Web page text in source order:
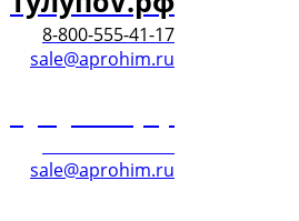
8-800-555-41-17
sale@aprohim.ru
sale@aprohim.ru